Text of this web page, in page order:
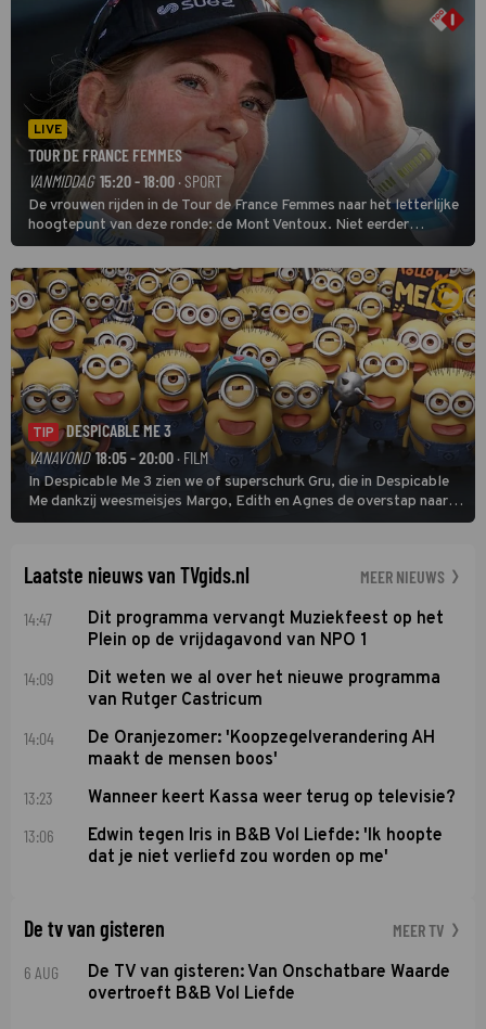
LIVE
TOUR DE FRANCE FEMMES
VANMIDDAG 15:20 - 18:00 · SPORT
De vrouwen rijden in de Tour de France Femmes naar het letterlijke
hoogtepunt van deze ronde: de Mont Ventoux. Niet eerder
finishten de vrouwen voor deze koers op deze kale col uit de
buitencategorie. De aanloop naar de slotklim is vlak.
TIP
DESPICABLE ME 3
VANAVOND 18:05 - 20:00· FILM
In Despicable Me 3 zien we of superschurk Gru, die in Despicable
Me dankzij weesmeisjes Margo, Edith en Agnes de overstap naar
het rechte pad maakte, ook op dat pad weet te blijven.
Laatste nieuws van TVgids.nl MEER NIEUWS
14:47
Dit programma vervangt Muziekfeest op het
Plein op de vrijdagavond van NPO 1
14:09
Dit weten we al over het nieuwe programma
van Rutger Castricum
14:04
De Oranjezomer: 'Koopzegelverandering AH
maakt de mensen boos'
13:23 Wanneer keert Kassa weer terug op televisie?
13:06
Edwin tegen Iris in B&B Vol Liefde: 'Ik hoopte
dat je niet verliefd zou worden op me'
De tv van gisteren MEER TV
6 AUG
De TV van gisteren: Van Onschatbare Waarde
overtroeft B&B Vol Liefde